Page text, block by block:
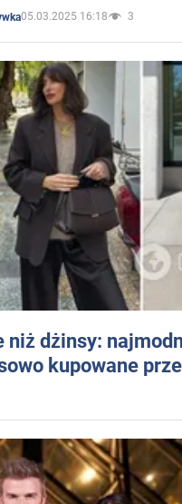
05.03.2025 16:18 3
niż dżinsy:
kupowane